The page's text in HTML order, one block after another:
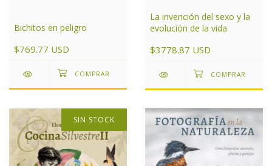
Bichitos en peligro
$769.77 USD
La invención del sexo y la
evolución de la vida
$3778.87 USD
SIN STOCK